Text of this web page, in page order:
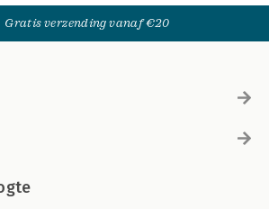
Gratis verzending vanaf €20